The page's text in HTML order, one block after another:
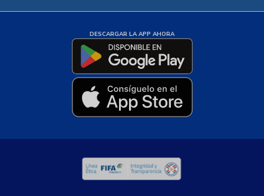
DESCARGAR LA APP AHORA